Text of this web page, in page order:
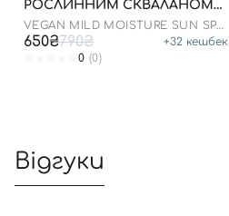
РОСЛИННИМ СКВАЛАНОМ
ДО 23.03.2027 50 МЛ
VEGAN MILD MOISTURE SUN SPF
50+ PA++++
650₴790₴ +32 кешбек
0 (0)
Відгуки